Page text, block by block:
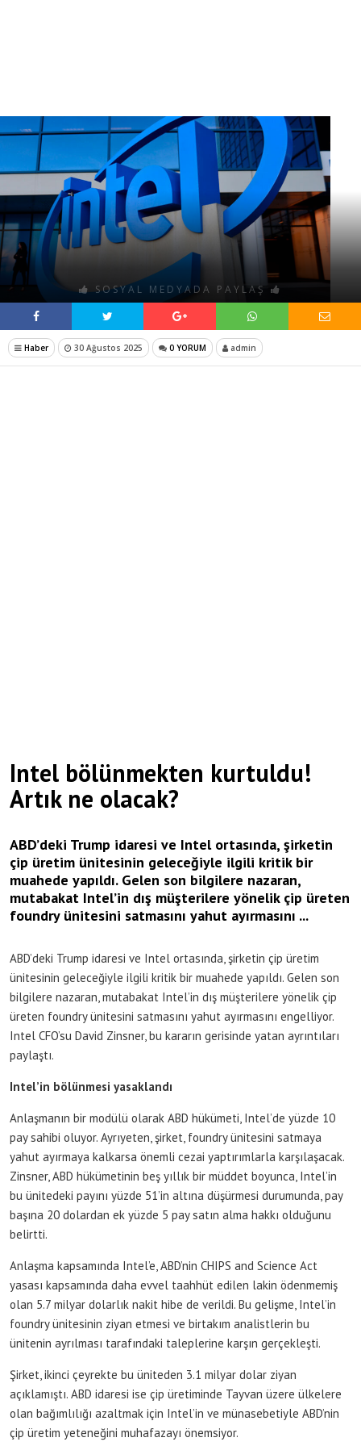
SOSYAL MEDYADA PAYLAŞ
Haber 30 Ağustos 2025 0 YORUM admin
Intel bölünmekten kurtuldu!
Artık ne olacak?
ABD’deki Trump idaresi ve Intel ortasında, şirketin
çip üretim ünitesinin geleceğiyle ilgili kritik bir
muahede yapıldı. Gelen son bilgilere nazaran,
mutabakat Intel’in dış müşterilere yönelik çip üreten
foundry ünitesini satmasını yahut ayırmasını ...
ABD’deki Trump idaresi ve Intel ortasında, şirketin çip üretim
ünitesinin geleceğiyle ilgili kritik bir muahede yapıldı. Gelen son
bilgilere nazaran, mutabakat Intel’in dış müşterilere yönelik çip
üreten foundry ünitesini satmasını yahut ayırmasını engelliyor.
Intel CFO’su David Zinsner, bu kararın gerisinde yatan ayrıntıları
paylaştı.
Intel’in bölünmesi yasaklandı
Anlaşmanın bir modülü olarak ABD hükümeti, Intel’de yüzde 10
pay sahibi oluyor. Ayrıyeten, şirket, foundry ünitesini satmaya
yahut ayırmaya kalkarsa önemli cezai yaptırımlarla karşılaşacak.
Zinsner, ABD hükümetinin beş yıllık bir müddet boyunca, Intel’in
bu ünitedeki payını yüzde 51’in altına düşürmesi durumunda, pay
başına 20 dolardan ek yüzde 5 pay satın alma hakkı olduğunu
belirtti.
Anlaşma kapsamında Intel’e, ABD’nin CHIPS and Science Act
yasası kapsamında daha evvel taahhüt edilen lakin ödenmemiş
olan 5.7 milyar dolarlık nakit hibe de verildi. Bu gelişme, Intel’in
foundry ünitesinin ziyan etmesi ve birtakım analistlerin bu
ünitenin ayrılması tarafındaki taleplerine karşın gerçekleşti.
Şirket, ikinci çeyrekte bu üniteden 3.1 milyar dolar ziyan
açıklamıştı. ABD idaresi ise çip üretiminde Tayvan üzere ülkelere
olan bağımlılığı azaltmak için Intel’in ve münasebetiyle ABD’nin
çip üretim yeteneğini muhafazayı önemsiyor.